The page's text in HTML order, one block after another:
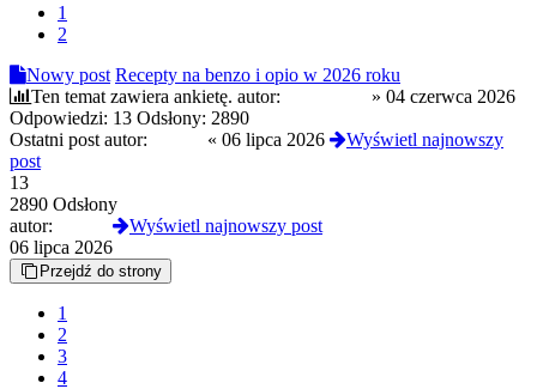
1
2
Nowy post Recepty na benzo i opio w 2026 roku
Ten temat zawiera ankietę. autor: » 04 czerwca 2026
Odpowiedzi: 13 Odsłony: 2890
Ostatni post autor:
« 06 lipca 2026
Wyświetl najnowszy
post
13
2890 Odsłony
autor:
Wyświetl najnowszy post
06 lipca 2026
Przejdź do strony
1
2
3
4